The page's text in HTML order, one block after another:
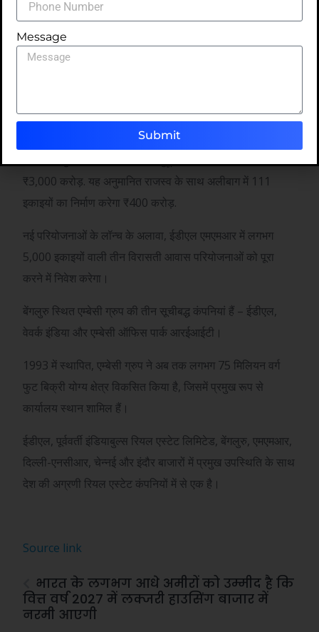
विरवानी ने कहा कि कंपनी इससे ज्यादा की उम्मीद कर रही है
नई आवासीय परियोजनाओं से 12,000 करोड़ रुपये का राजस्व प्राप्त
हुआ।
अनुमानित राजस्व के साथ विकास करेगी।
₹3,000 करोड़. यह अनुमानित राजस्व के साथ अलीबाग में 111
इकाइयों का निर्माण करेगा ₹400 करोड़.
नई परियोजनाओं के लॉन्च के अलावा, ईडीएल एमएमआर में लगभग
5,000 इकाइयों वाली तीन विरासती आवास परियोजनाओं को पूरा
करने में निवेश करेगा।
बेंगलुरु स्थित एम्बेसी ग्रुप की तीन सूचीबद्ध कंपनियां हैं – ईडीएल,
वेवर्क इंडिया और एम्बेसी ऑफिस पार्क आरईआईटी।
1993 में स्थापित, एम्बेसी ग्रुप ने अब तक लगभग 75 मिलियन वर्ग
फुट बिक्री योग्य क्षेत्र विकसित किया है, जिसमें प्रमुख रूप से
कार्यालय स्थान शामिल हैं।
ईडीएल, पूर्ववर्ती इंडियाबुल्स रियल एस्टेट लिमिटेड, बेंगलुरु, एमएमआर,
दिल्ली-एनसीआर, चेन्नई और इंदौर बाजारों में प्रमुख उपस्थिति के साथ
देश की अग्रणी रियल एस्टेट कंपनियों में से एक है।
Source link
भारत के लगभग आधे अमीरों को उम्मीद है कि
वित्त वर्ष 2027 में लक्जरी हाउसिंग बाजार में
नरमी आएगी
Message
Submit